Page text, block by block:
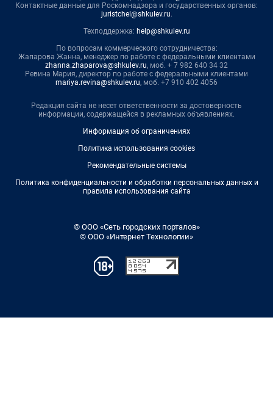
Контактные данные для Роскомнадзора и государственных органов:
juristchel@shkulev.ru.
Техподдержка: help@shkulev.ru
По вопросам коммерческого сотрудничества:
Жапарова Жанна, менеджер по работе с федеральными клиентами
zhanna.zhaparova@shkulev.ru, моб. + 7 982 640 34 32
Ревина Мария, директор по работе с федеральными клиентами
mariya.revina@shkulev.ru, моб. +7 910 402 4056
Редакция сайта не несет ответственности за достоверность
информации, содержащейся в рекламных объявлениях.
Информация об ограничениях
Политика использования cookies
Рекомендательные системы
Политика конфиденциальности и обработки персональных данных и
правила использования сайта
© ООО «Сеть городских порталов»
© ООО «Интернет Технологии»